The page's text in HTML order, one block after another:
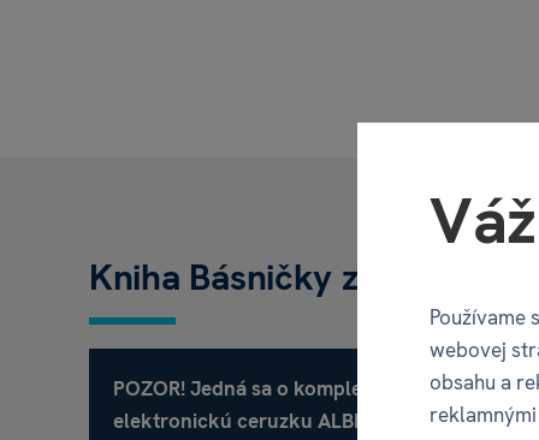
Kniha Básničky z lesa CZ
POZOR! Jedná sa o kompletne český
elektronickú ceruzku ALBI.
Používame
webovej
obsahu a